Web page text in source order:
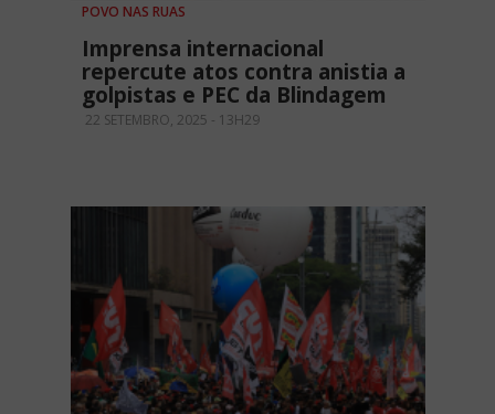
POVO NAS RUAS
Imprensa internacional
repercute atos contra anistia a
golpistas e PEC da Blindagem
22 SETEMBRO, 2025 - 13H29